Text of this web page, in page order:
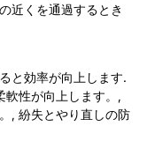
近くを通過するとき
と効率が向上します.
軟性が向上します。,
, 紛失とやり直しの防